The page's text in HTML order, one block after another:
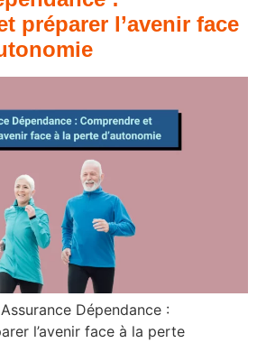
préparer l’avenir face
Dépendance :
l’avenir face à la perte